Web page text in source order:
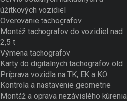
úžitkových vozidiel
Overovanie tachografov
Montáž tachografov do vozidiel nad
2,5 t
Výmena tachografov
Karty do digitálnych tachografov old
Príprava vozidla na TK, EK a KO
Kontrola a nastavenie geometrie
Montáž a oprava nezávislého kúrenia